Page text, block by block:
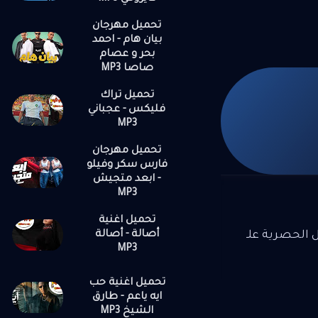
تحميل مهرجان
بيان هام - احمد
بحر و عصام
صاصا MP3
تحميل تراك
فليكس - عجباني
MP3
تحميل مهرجان
فارس سكر وفيلو
- ابعد متجيش
MP3
تحميل اغنية
أصالة - أصالة
MP3
تحميل اغنية حب
ايه ياعم - طارق
الشيخ MP3
الحصرية علـ
احضانك
بالحبيتة
هلا هلا
دار